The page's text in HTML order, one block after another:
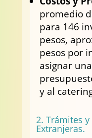
promedio
para 146
pesos,
pesos por
asignar
y al
2. Trámites
Extranjeras.